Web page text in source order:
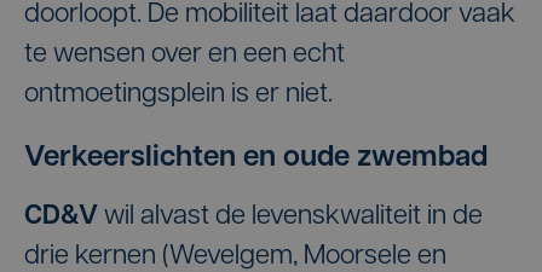
doorloopt. De mobiliteit laat daardoor vaak
te wensen over en een echt
ontmoetingsplein is er niet.
Verkeerslichten en oude zwembad
CD&V wil alvast de levenskwaliteit in de
drie kernen (Wevelgem, Moorsele en